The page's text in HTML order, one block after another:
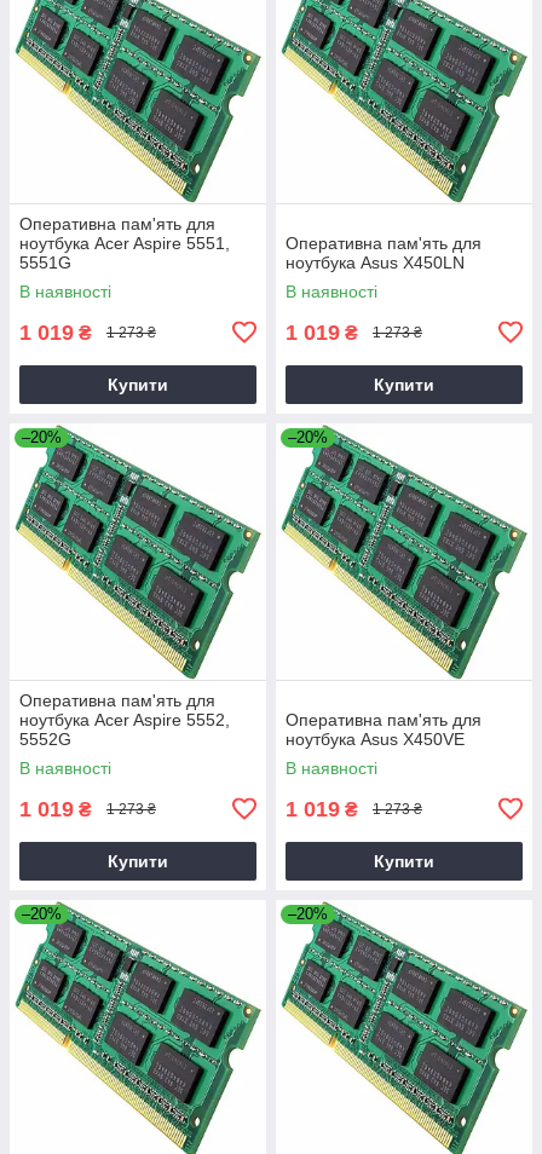
Оперативна пам'ять для
ноутбука Acer Aspire 5551,
5551G
В наявності
1 019 ₴ 1 273 ₴
Купити
Оперативна пам'ять для
ноутбука Asus X450LN
В наявності
1 019 ₴ 1 273 ₴
Купити
–20%
Оперативна пам'ять для
ноутбука Acer Aspire 5552,
5552G
В наявності
1 019 ₴ 1 273 ₴
Купити
–20%
Оперативна пам'ять для
ноутбука Asus X450VE
В наявності
1 019 ₴ 1 273 ₴
Купити
–20% –20%